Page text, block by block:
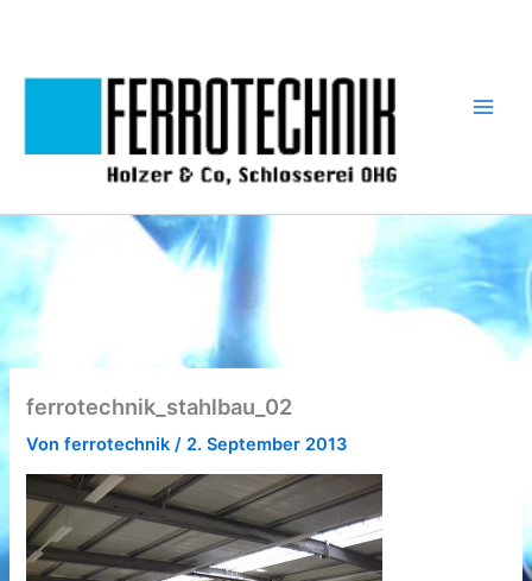
ferrotechnik_stahlbau_02
Vonferrotechnik / 2. September 2013